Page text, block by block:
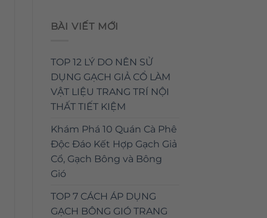
BÀI VIẾT MỚI
TOP 12 LÝ DO NÊN SỬ
DỤNG GẠCH GIẢ CỔ LÀM
VẬT LIỆU TRANG TRÍ NỘI
THẤT TIẾT KIỆM
Khám Phá 10 Quán Cà Phê
Độc Đáo Kết Hợp Gạch Giả
Cổ, Gạch Bông và Bông
Gió
TOP 7 CÁCH ÁP DỤNG
GẠCH BÔNG GIÓ TRANG